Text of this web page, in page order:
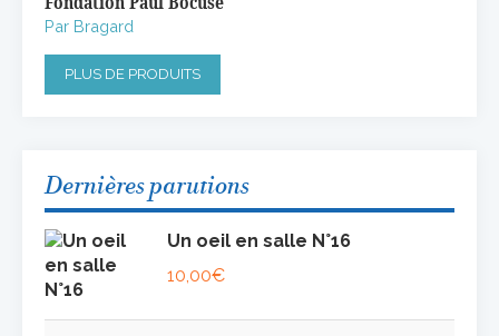
Par Bragard
PLUS DE PRODUITS
Dernières parutions
Un oeil en salle N°16
10,00€